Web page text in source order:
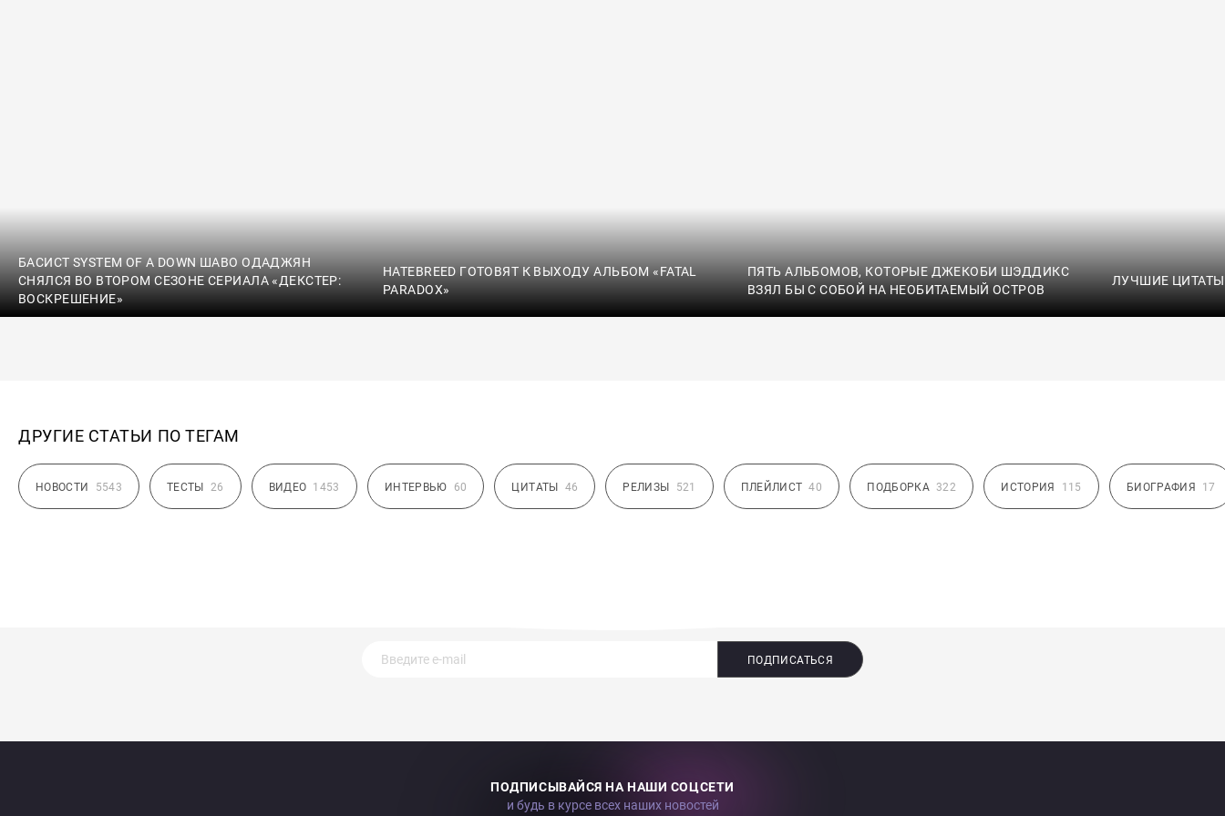
БАСИСТ SYSTEM OF A DOWN ШАВО ОДАДЖЯН
СНЯЛСЯ ВО ВТОРОМ СЕЗОНЕ СЕРИАЛА «ДЕКСТЕР:
ВОСКРЕШЕНИЕ»
HATEBREED ГОТОВЯТ К ВЫХОДУ АЛЬБОМ «FATAL
PARADOX»
ПЯТЬ АЛЬБОМОВ, КОТОРЫЕ ДЖЕКОБИ ШЭДДИКС
ВЗЯЛ БЫ С СОБОЙ НА НЕОБИТАЕМЫЙ ОСТРОВ
ЛУЧШИЕ
ДРУГИЕ СТАТЬИ ПО ТЕГАМ
НОВОСТИ 5543 ТЕСТЫ 26 ВИДЕО 1453 ИНТЕРВЬЮ 60 ЦИТАТЫ 46 РЕЛИЗЫ 521 ПЛЕЙЛИСТ 40 ПОДБОРКА 322 ИСТОРИЯ 115 БИОГРАФИЯ 17
ПОДПИСАТЬСЯ
ПОДПИСЫВАЙСЯ НА НАШИ СОЦСЕТИ
и будь в курсе всех наших новостей